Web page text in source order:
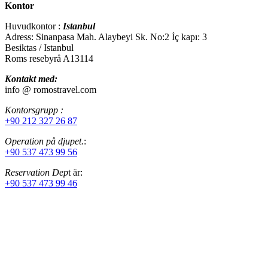
Kontor
Huvudkontor : Istanbul
Adress: Sinanpasa Mah. Alaybeyi Sk. No:2 İç kapı: 3
Besiktas / Istanbul
Roms resebyrå A13114
Kontakt med:
info @ romostravel.com
Kontorsgrupp :
+90 212 327 26 87
Operation på djupet.:
+90 537 473 99 56
Reservation Dept är:
+90 537 473 99 46